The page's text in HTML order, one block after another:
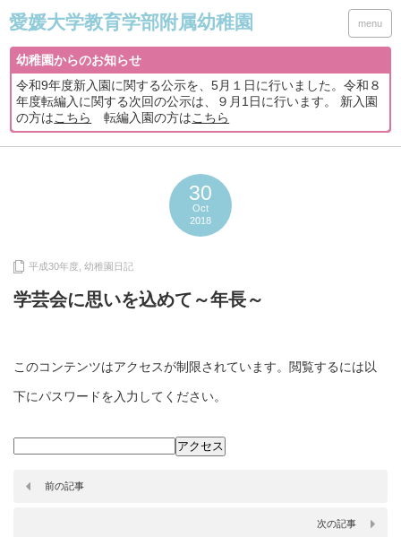
menu
幼稚園からのお知らせ
令和9年度新入園に関する公示を、5月１日に行いました。令和８
年度転編入に関する次回の公示は、９月1日に行います。 新入園
の方はこちら 転編入園の方はこちら
30
Oct
2018
平成30年度 幼稚園日記
学芸会に思いを込めて～年長～
このコンテンツはアクセスが制限されています。閲覧するには以
下にパスワードを入力してください。
前の記事
次の記事